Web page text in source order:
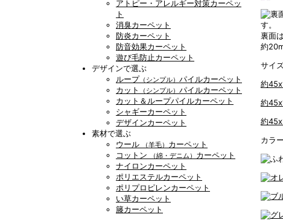
アトピー・アレルギー対策カーペッ
ト
消臭カーペット
防炎カーペット
防音効果カーペット
遊び毛防止カーペット
デザインで選ぶ
ループ （シンプル） パイルカーペット
カット
（シンプル） パイルカーペット
カット＆ループパイルカーペット
シャギーカーペット
デザインカーペット
素材で選ぶ
ウール
（羊毛） カーペット
コットン
（綿・デニム） カーペット
ナイロンカーペット
ポリエステルカーペット
ポリプロピレンカーペット
い草カーペット
籐カーペット
裏面
約
サイ
約
約
約
カラ